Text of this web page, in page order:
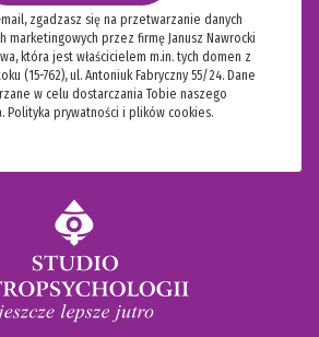
zgadzasz się na przetwarzanie danych
marketingowych przez firmę Janusz Nawrocki
która jest właścicielem m.in. tych domen z
(15-762), ul. Antoniuk Fabryczny 55/24. Dane
w celu dostarczania Tobie naszego
Polityka prywatności i plików cookies.